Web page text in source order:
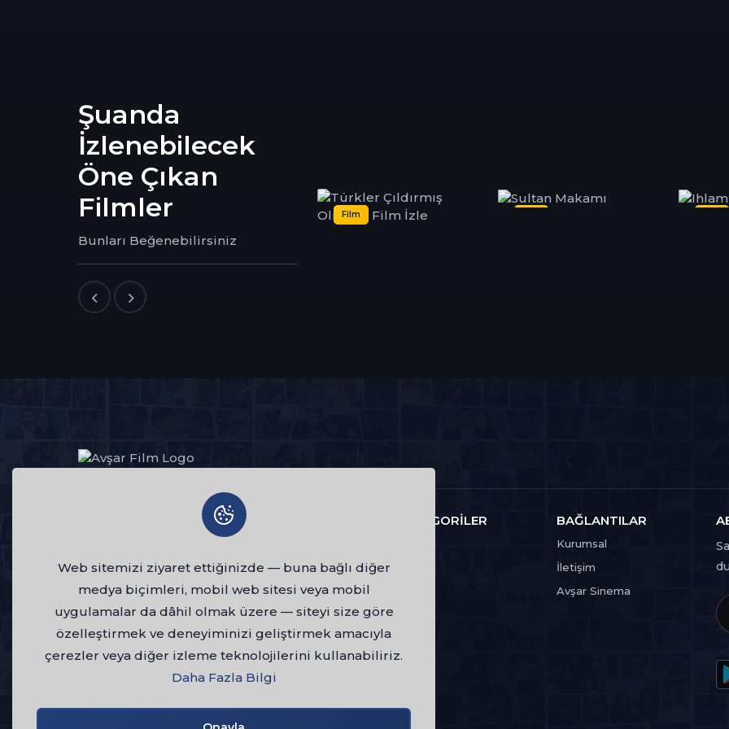
Şuanda
İzlenebilecek
Öne Çıkan
Filmler
Bunları Beğenebilirsiniz
Dizi
televizyon sektörünün öncü kuruluşlarından
Oğlum, Ulak, Çemberimde Gül Oya, Ihlamurlar
Altında, Karagül gibi unutulmaz yapımlarımızı ve
zengin içerik arşivimizi kesintisiz HD kalitede
izleme keyfini yaşayın.
KATEGORILER BAĞLANTILAR
Kurumsal
İletişim
Avşar Sinema
Web sitemizi ziyaret ettiğinizde — buna bağlı diğer
medya biçimleri, mobil web sitesi veya mobil
uygulamalar da dâhil olmak üzere — siteyi size göre
özelleştirmek ve deneyiminizi geliştirmek amacıyla
çerezler veya diğer izleme teknolojilerini kullanabiliriz.
Daha Fazla Bilgi